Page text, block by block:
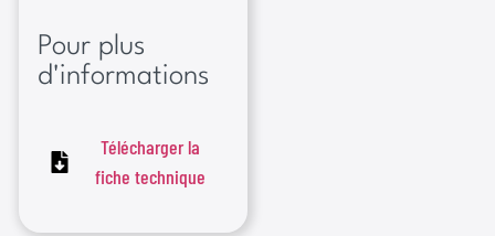
Pour plus
d'informations
Télécharger la
fiche technique